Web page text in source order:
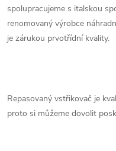
spolupracujeme s italskou
renomovaný výrobce
je zárukou prvotřídní kvality.
Repasovaný vstřikovač je
proto si můžeme dovolit